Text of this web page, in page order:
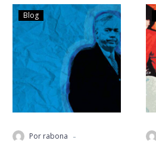
Blog
Por rabona -